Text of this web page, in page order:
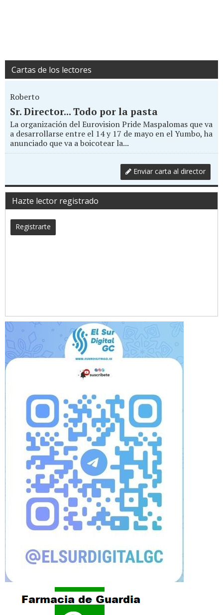
Cartas de los lectores
Roberto
Sr. Director... Todo por la pasta
La organización del Eurovision Pride Maspalomas que va
a desarrollarse entre el 14 y 17 de mayo en el Yumbo, ha
anunciado que va a boicotear la...
Enviar carta al director
Hazte lector registrado
Registrarte